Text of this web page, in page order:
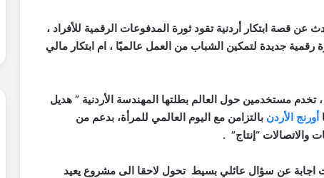
عن قصة ابتكار أردنية تقود ثورة المدفوعات الرقمية للأفراد ،
جديدة لتمكين الشباب من العمل عالميًا ، ام ابتكار مالي
مستخدمين حول العالم بطلتها المهندسة الأردنية ” هديل
أورنج الأردن بالتزامن مع اليوم العالمي للمرأة، بدعم من
والاتصالات “إنتاج” .
اجابة عن سؤال عائلي بسيط تحول لاحقا الى مشروع يعيد